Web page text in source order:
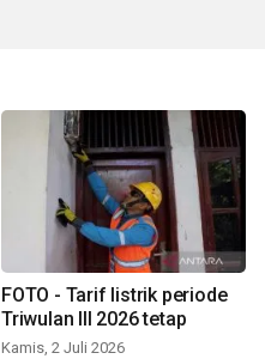
FOTO - Tarif listrik periode
Triwulan III 2026 tetap
Kamis, 2 Juli 2026